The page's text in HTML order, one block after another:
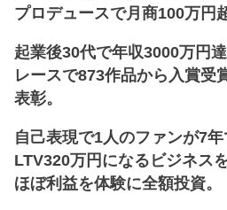
プロデュースで月商100万円
起業後30代で年収3000万円
レースで873作品から入賞受
表彰。
自己表現で1人のファンが7
LTV320万円になるビジネス
ほぼ利益を体験に全額投資。